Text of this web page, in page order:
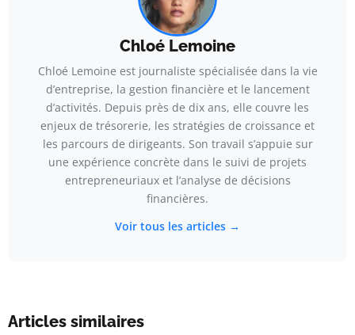
Chloé Lemoine
Chloé Lemoine est journaliste spécialisée dans la vie
d’entreprise, la gestion financière et le lancement
d’activités. Depuis près de dix ans, elle couvre les
enjeux de trésorerie, les stratégies de croissance et
les parcours de dirigeants. Son travail s’appuie sur
une expérience concrète dans le suivi de projets
entrepreneuriaux et l’analyse de décisions
financières.
Voir tous les articles →
Articles similaires